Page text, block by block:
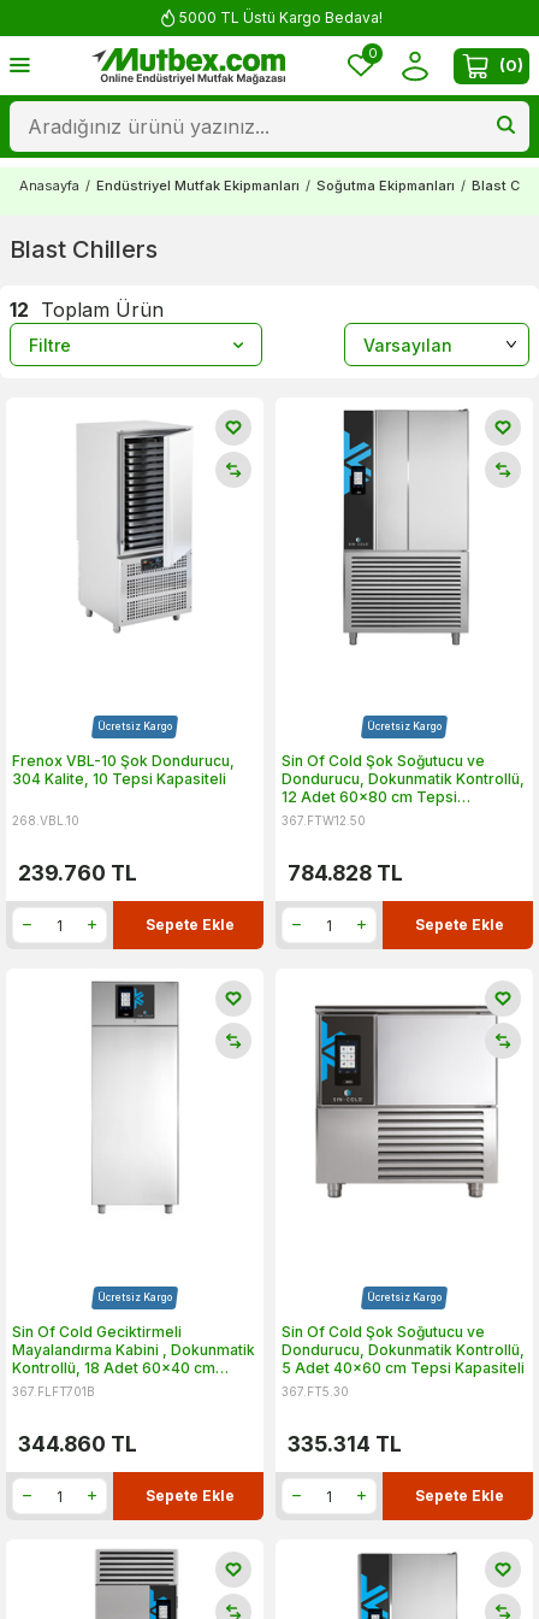
5000 TL Üstü Kargo Bedava!
0
(0)
Anasayfa / Endüstriyel Mutfak Ekipmanları / Soğutma Ekipmanları / Blast
Blast Chillers
12 Toplam Ürün
Filtre
Ücretsiz Kargo
Frenox VBL-10 Şok Dondurucu,
304 Kalite, 10 Tepsi Kapasiteli
268.VBL.10
239.760 TL
Sepete Ekle
Ücretsiz Kargo
Sin Of Cold Şok Soğutucu ve
Dondurucu, Dokunmatik Kontrollü,
12 Adet 60x80 cm Tepsi
Kapasiteli
367.FTW12.50
784.828 TL
Sepete Ekle
Ücretsiz Kargo
Sin Of Cold Geciktirmeli
Mayalandırma Kabini , Dokunmatik
Kontrollü, 18 Adet 60x40 cm
Tepsi Kapasiteli
367.FLFT701B
344.860 TL
Sepete Ekle
Ücretsiz Kargo
Sin Of Cold Şok Soğutucu ve
Dondurucu, Dokunmatik Kontrollü,
5 Adet 40x60 cm Tepsi Kapasiteli
367.FT5.30
335.314 TL
Sepete Ekle